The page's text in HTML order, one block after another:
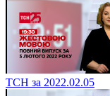
ТСН за 2022.02.05